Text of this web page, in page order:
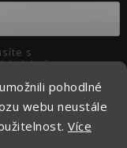
pohodlné
webu neustále
Více
údajů